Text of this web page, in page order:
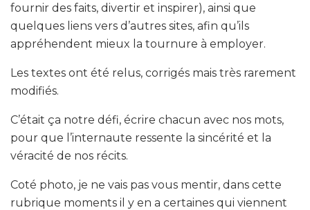
fournir des faits, divertir et inspirer), ainsi que
quelques liens vers d’autres sites, afin qu’ils
appréhendent mieux la tournure à employer.
Les textes ont été relus, corrigés mais très rarement
modifiés.
C’était ça notre défi, écrire chacun avec nos mots,
pour que l’internaute ressente la sincérité et la
véracité de nos récits.
Coté photo, je ne vais pas vous mentir, dans cette
rubrique moments il y en a certaines qui viennent